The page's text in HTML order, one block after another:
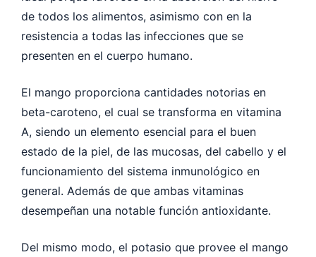
de todos los alimentos, asimismo con en la
resistencia a todas las infecciones que se
presenten en el cuerpo humano.
El mango proporciona cantidades notorias en
beta-caroteno, el cual se transforma en vitamina
A, siendo un elemento esencial para el buen
estado de la piel, de las mucosas, del cabello y el
funcionamiento del sistema inmunológico en
general. Además de que ambas vitaminas
desempeñan una notable función antioxidante.
Del mismo modo, el potasio que provee el mango